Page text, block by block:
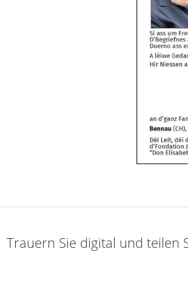
Trauern Sie digital und teilen